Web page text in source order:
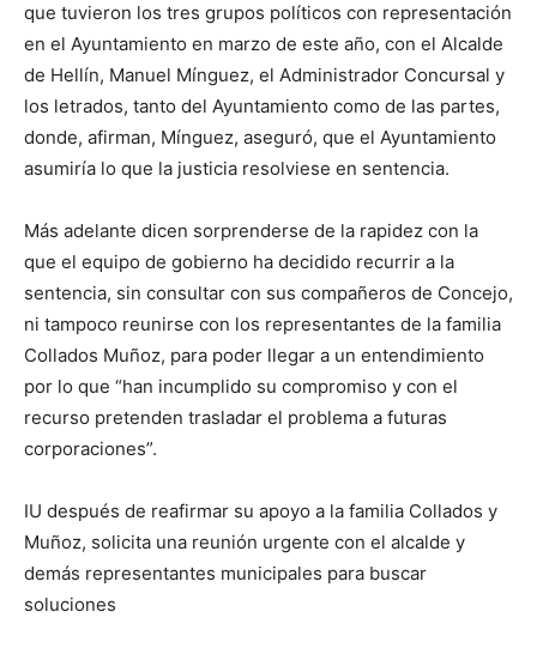
que tuvieron los tres grupos políticos con representación
en el Ayuntamiento en marzo de este año, con el Alcalde
de Hellín, Manuel Mínguez, el Administrador Concursal y
los letrados, tanto del Ayuntamiento como de las partes,
donde, afirman, Mínguez, aseguró, que el Ayuntamiento
asumiría lo que la justicia resolviese en sentencia.
Más adelante dicen sorprenderse de la rapidez con la
que el equipo de gobierno ha decidido recurrir a la
sentencia, sin consultar con sus compañeros de Concejo,
ni tampoco reunirse con los representantes de la familia
Collados Muñoz, para poder llegar a un entendimiento
por lo que “han incumplido su compromiso y con el
recurso pretenden trasladar el problema a futuras
corporaciones”.
IU después de reafirmar su apoyo a la familia Collados y
Muñoz, solicita una reunión urgente con el alcalde y
demás representantes municipales para buscar
soluciones